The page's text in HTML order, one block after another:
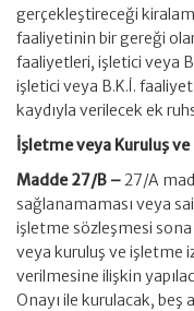
gerçekleştireceği
faaliyetinin bir gereği
faaliyetleri, işletici veya
işletici veya B.K.İ.
kaydıyla verilecek ek
İşletme veya Kuruluş
Madde 27/B –27/A
sağlanamaması veya
işletme sözleşmesi
veya kuruluş ve işletme
verilmesine ilişkin
Onayı ile kurulacak,